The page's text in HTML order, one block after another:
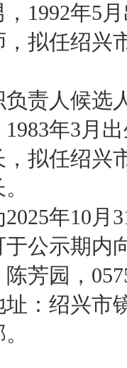
1992年5
，拟任绍兴
负责人候选
年3月
拟任绍兴
年10月
公示期内
芳园，
址：绍兴市